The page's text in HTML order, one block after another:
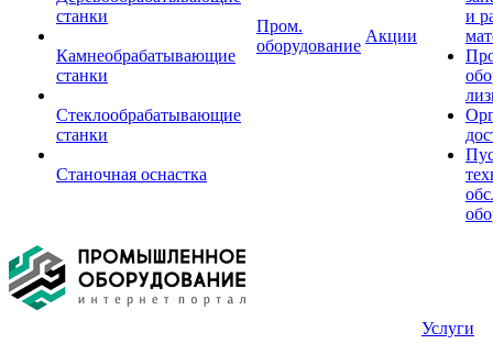
станки
Камнеобрабатывающие
станки
Стеклообрабатывающие
станки
Станочная оснастка
Пром.
оборудование
Акции
и
Услуги